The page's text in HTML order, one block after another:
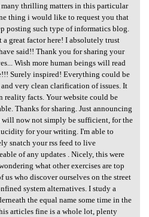
many thrilling
thrilling matters in this particular
thing i would like to request you that
posting such type of informatics blog.
a great factor here! I absolutely trust
said!! Thank you for sharing your
Wish more human beings will read
Surely inspired! Everything could be
very clean clarification of issues. It
reality facts. Your website could be
Thanks for sharing. Just announcing
now not simply be sufficient, for the
for your writing. I'm able to
snatch your rss feed to live
of any updates . Nicely, this were
what other exercises are top
us who discover ourselves on the street
system alternatives. I study a
the equal name some time in the
articles fine is a whole lot, plenty